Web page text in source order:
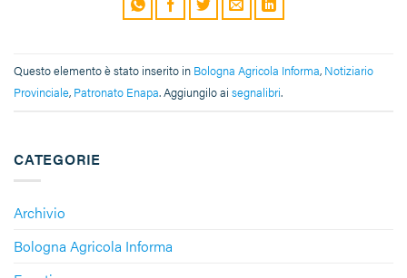
CATEGORIE
Archivio
Bologna Agricola Informa
Questo elemento è stato inserito in Bologna Agricola Informa, Notiziario
Provinciale, Patronato Enapa. Aggiungilo ai segnalibri.